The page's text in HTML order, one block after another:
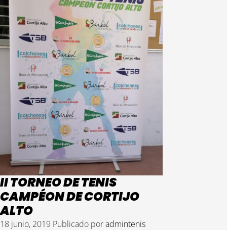
II TORNEO DE TENIS
CAMPÉON DE CORTIJO
ALTO
18 junio, 2019 Publicado poradmintenis